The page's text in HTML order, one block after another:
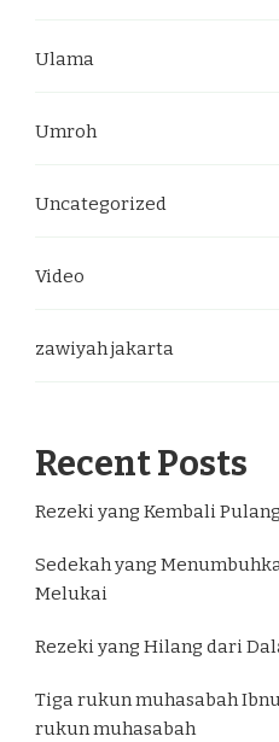
Ulama
Umroh
Uncategorized
Video
zawiyah jakarta
Recent Posts
Rezeki yang Kembali Pulang
Sedekah yang
Melukai
Rezeki yang Hilang dari
Tiga rukun muhasabah
rukun muhasabah